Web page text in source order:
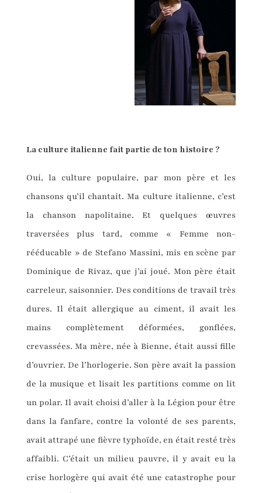
La culture italienne fait partie de ton histoire ?
Oui, la culture populaire, par mon père et les
chansons qu’il chantait. Ma culture italienne, c’est
la chanson napolitaine. Et quelques œuvres
traversées plus tard, comme « Femme non-
rééducable » de Stefano Massini, mis en scène par
Dominique de Rivaz, que j’ai joué. Mon père était
carreleur, saisonnier. Des conditions de travail très
dures. Il était allergique au ciment, il avait les
mains complètement déformées, gonflées,
crevassées. Ma mère, née à Bienne, était aussi fille
d’ouvrier. De l’horlogerie. Son père avait la passion
de la musique et lisait les partitions comme on lit
un polar. Il avait choisi d’aller à la Légion pour être
dans la fanfare, contre la volonté de ses parents,
avait attrapé une fièvre typhoïde, en était resté très
affaibli. C’était un milieu pauvre, il y avait eu la
crise horlogère qui avait été une catastrophe pour